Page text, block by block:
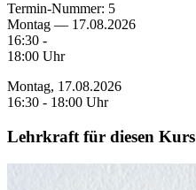
Termin-Nummer: 5
Montag — 17.08.2026
16:30 -
18:00 Uhr
Montag, 17.08.2026
16:30 - 18:00 Uhr
Lehrkraft für diesen Kurs